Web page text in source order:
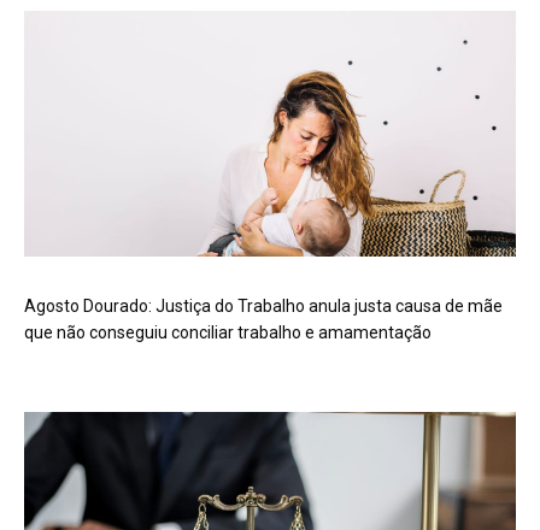
Agosto Dourado: Justiça do Trabalho anula justa causa de mãe
que não conseguiu conciliar trabalho e amamentação